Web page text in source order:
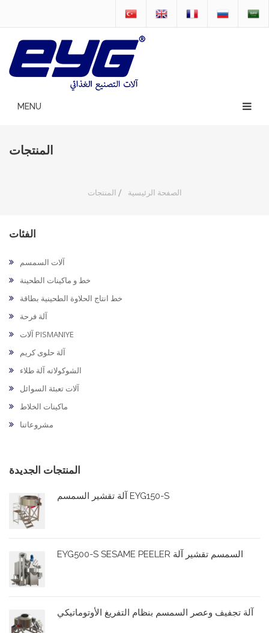
المنتجات
الصفحة الرئيسية / المنتجات
الفئات
آلات السمسم
خط و ماكينات الطحينة
خط انتاج الحلاوة الطحينية بطاقة
آلة فرحة
آلات PISMANIYE
آلة حلوى كريم
الشوكولاته آلة طلاء
آلات تعبئة السوائل
ماكينات الخلاط
مشروعاتنا
المنتجات الجديدة
آلة تقشير السمسم EYG150-S
EYG500-S SESAME PEELER السمسم تقشير آلة
آلة تجفيف وعصر السمسم بنظام التفريغ الأوتوماتيكي